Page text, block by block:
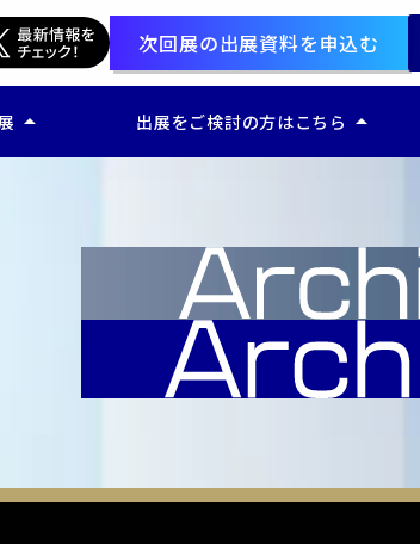
次回展の出展資料を申込む
arrow_drop_up 出展をご検討の方はこちら arrow_drop_up
ー SDGs・ESG支援 EXPO
ー AI World